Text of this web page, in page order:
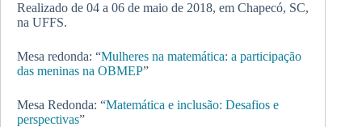
Realizado de 04 a 06 de maio de 2018, em Chapecó, SC,
na UFFS.
Mesa redonda: “Mulheres na matemática: a participação
das meninas na OBMEP”
Mesa Redonda: “Matemática e inclusão: Desafios e
perspectivas”